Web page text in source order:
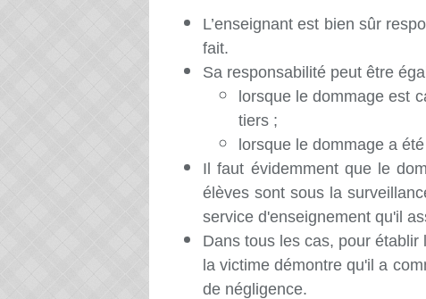
L’enseignant est bien sûr
fait.
Sa responsabilité peut être
lorsque le dommage est
tiers ;
lorsque le dommage a
Il faut évidemment que le
élèves sont sous la
service d'enseignement qu'il
Dans tous les cas, pour
la victime démontre qu'il a
de négligence.